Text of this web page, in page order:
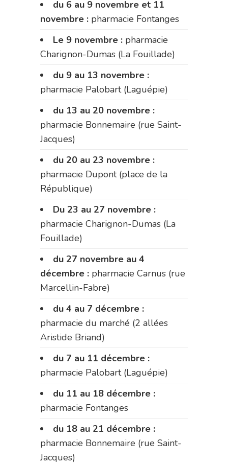
du 6 au 9 novembre et 11
novembre : pharmacie Fontanges
Le 9 novembre : pharmacie
Charignon-Dumas (La Fouillade)
du 9 au 13 novembre :
pharmacie Palobart (Laguépie)
du 13 au 20 novembre :
pharmacie Bonnemaire (rue Saint-
Jacques)
du 20 au 23 novembre :
pharmacie Dupont (place de la
République)
Du 23 au 27 novembre :
pharmacie Charignon-Dumas (La
Fouillade)
du 27 novembre au 4
décembre : pharmacie Carnus (rue
Marcellin-Fabre)
du 4 au 7 décembre :
pharmacie du marché (2 allées
Aristide Briand)
du 7 au 11 décembre :
pharmacie Palobart (Laguépie)
du 11 au 18 décembre :
pharmacie Fontanges
du 18 au 21 décembre :
pharmacie Bonnemaire (rue Saint-
Jacques)